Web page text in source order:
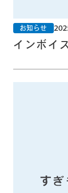
お知らせ
インボイ